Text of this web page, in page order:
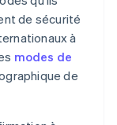
de sécurité
à
modes de
de